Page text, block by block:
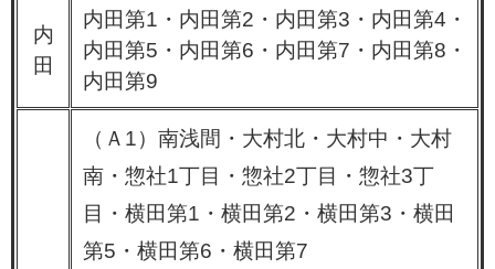
内
田
内田第1・内田第2・内田第3・内田第4・
内田第5・内田第6・内田第7・内田第8・
内田第9
（Ａ1）南浅間・大村北・大村中・大村
南・惣社1丁目・惣社2丁目・惣社3丁
目・横田第1・横田第2・横田第3・横田
第5・横田第6・横田第7